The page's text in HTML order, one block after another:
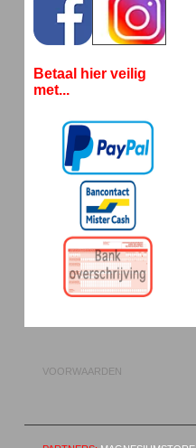
Betaal hier veilig
met...
VOORWAARDEN